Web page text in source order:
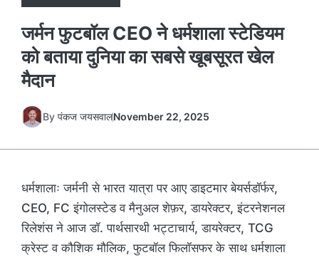
जर्मन फुटबॉल CEO ने धर्मशाला स्टेडियम
को बताया दुनिया का सबसे खूबसूरत खेल
मैदान
By पंकज जयसवालNovember 22, 2025
धर्मशालाः जर्मनी से भारत यात्रा पर आए डाइटमार बेयर्सडॉर्फर,
CEO, FC इंगोलस्टेड व मैनुअल शेफ़र, डायरेक्टर, इंटरनेशनल
रिलेशंस ने आज डॉ. पार्थसारथी भट्टाचार्य, डायरेक्टर, TCG
क्रेस्ट व कौशिक मौलिक, फुटबॉल फिलॉसफर के साथ धर्मशाला